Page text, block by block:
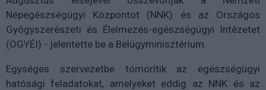
Népegészségügyi Központot (NNK) és az Országos
Gyógyszerészeti és Élelmezés-egészségügyi Intézetet
(OGYÉI) - jelentette be a Belügyminisztérium.
Egységes szervezetbe tömörítik az egészségügyi
hatósági feladatokat, amelyeket eddig az NNK és az